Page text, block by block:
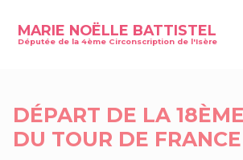
MARIE NOËLLE BATTISTEL
Députée de la 4ème Circonscription de l'Isère
DÉPART DE LA
DU TOUR DE